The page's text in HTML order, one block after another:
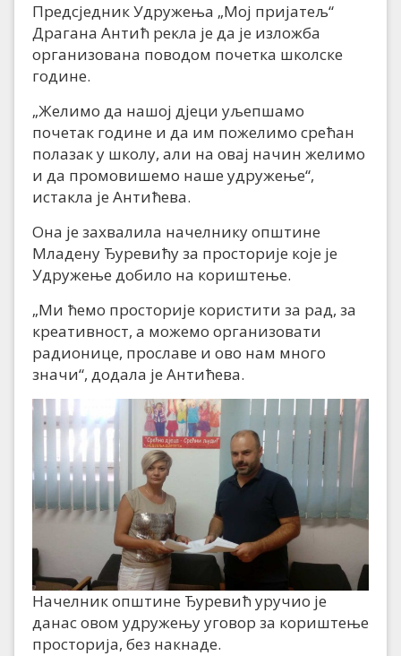
Предсједник Удружења „Мој пријатељ“
Драгана Антић рекла је да је изложба
организована поводом почетка школске
године.
„Желимо да нашој дјеци уљепшамо
почетак године и да им пожелимо срећан
полазак у школу, али на овај начин желимо
и да промовишемо наше удружење“,
истакла је Антићева.
Она је захвалила начелнику општине
Младену Ђуревићу за просторије које је
Удружење добило на кориштење.
„Ми ћемо просторије користити за рад, за
креативност, а можемо организовати
радионице, прославе и ово нам много
значи“, додала је Антићева.
Начелник општине Ђуревић уручио је
данас овом удружењу уговор за кориштење
просторија, без накнаде.